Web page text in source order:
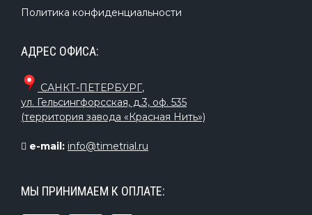
Политика конфиденциальности
АДРЕС ОФИСА:
САНКТ-ПЕТЕРБУРГ,
ул. Гельсингфорсская, д.3, оф. 535
(территория завода «Красная Нить»)
e-mail: info@timetrial.ru
МЫ ПРИНИМАЕМ К ОПЛАТЕ: